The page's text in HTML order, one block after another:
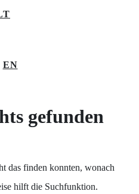
EN
gefunden
das finden konnten, wonach
hilft die Suchfunktion.